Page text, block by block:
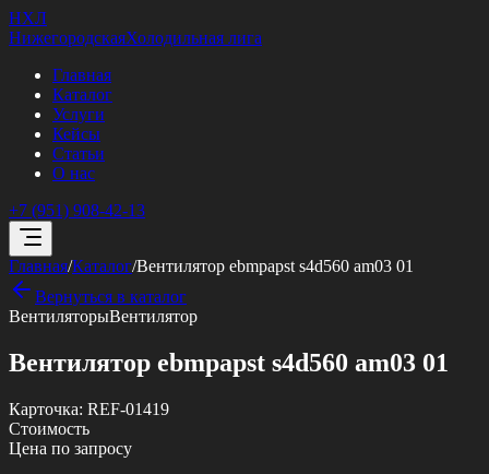
НХЛ
НижегородскаяХолодильная лига
Главная
Каталог
Услуги
Кейсы
Статьи
О нас
+7 (951) 908-42-13
Главная/Каталог/Вентилятор ebmpapst s4d560 am03 01
Вернуться в каталог
ВентиляторыВентилятор
Вентилятор ebmpapst s4d560 am03 01
Карточка: REF-01419
Стоимость
Цена по запросу